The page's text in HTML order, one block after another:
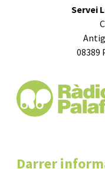
Servei
08389
Darrer